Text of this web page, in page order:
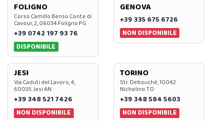
FOLIGNO
Corso Camillo Benso Conte di
Cavour, 2, 06034 Foligno PG
+39 0742 197 93 76
DISPONIBILE
GENOVA
+39 335 675 6726
NON DISPONIBILE
JESI
Via Caduti del Lavoro, 4,
60035 Jesi AN
+39 348 521 7426
NON DISPONIBILE
TORINO
Str. Debouchè, 10042
Nichelino TO
+39 348 584 5603
NON DISPONIBILE